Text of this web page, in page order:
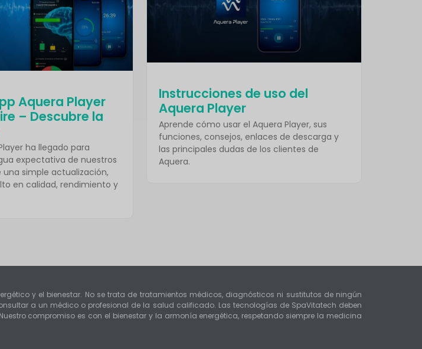
Aquera Player
– Descubre la
ha llegado para
expectativa de nuestros
una simple actualización,
en calidad, rendimiento y
Instrucciones de uso del
Aquera Player
Aprende cómo usar el Aquera Player, sus
funciones, consejos, enlaces de descarga y
las principales dudas de los clientes de
Aquera.
y el bienestar. No se trata de tratamientos médicos, diagnósticos ni sustitutos de ningún
a un médico o profesional de la salud calificado. Las tecnologías de SpaVitatech deben
compromiso es con el bienestar y la armonía energética, respetando siempre la medicina